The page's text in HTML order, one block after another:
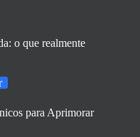
o que realmente
para Aprimorar